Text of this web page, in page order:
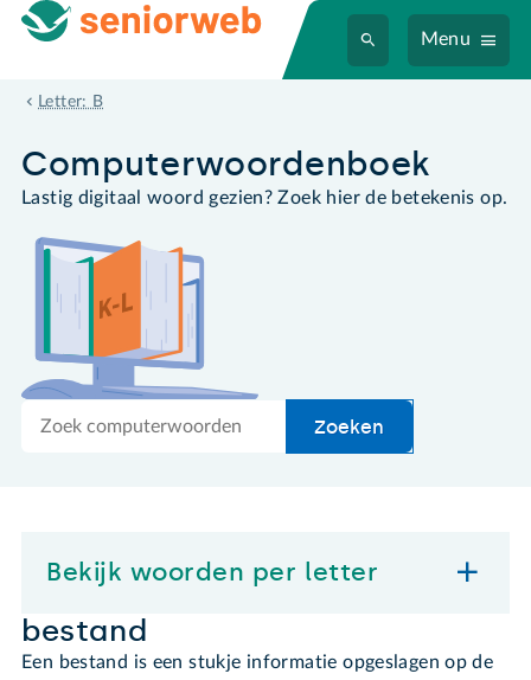
Menu
Letter: B
bestand
Computer­woordenboek
Lastig digitaal woord gezien? Zoek hier de betekenis op.
Zoek
Zoeken
Bekijk woorden per letter
bestand
Een bestand is een stukje informatie opgeslagen op de